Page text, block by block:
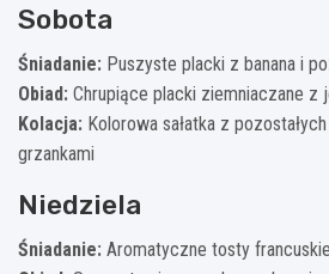
Sobota
Śniadanie: Puszyste placki z banana i
Obiad: Chrupiące placki ziemniaczane z
Kolacja: Kolorowa sałatka z
grzankami
Niedziela
Śniadanie: Aromatyczne tosty